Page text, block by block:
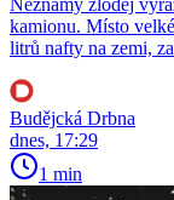
Neznámý zloděj
kamionu. Místo
litrů nafty na zemi,
Budějcká Drbna
dnes, 17:29
1 min